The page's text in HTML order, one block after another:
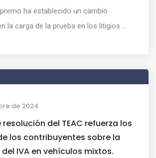
ha establecido un cambio
la carga de la prueba en los litigios ...
de 2024
resolución del TEAC refuerza los
los contribuyentes sobre la
IVA en vehículos mixtos.